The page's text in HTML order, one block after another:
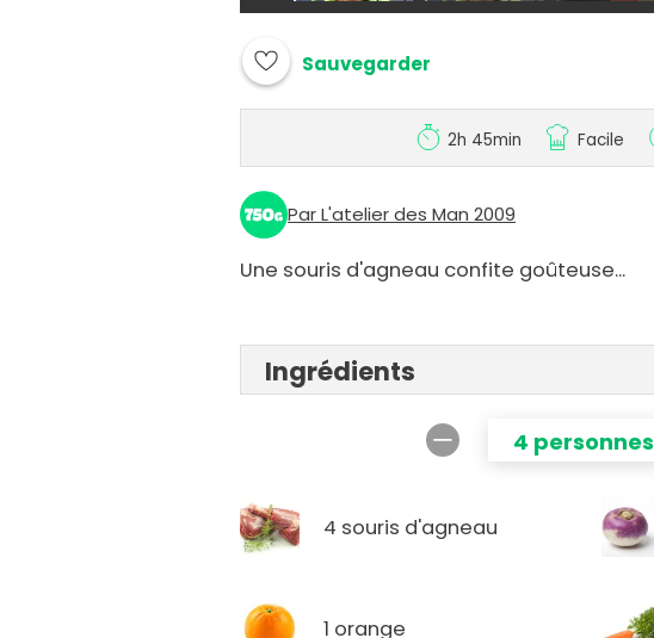
Sauvegarder
2h 45min Facile
Par L'atelier des Man 2009
Une souris d'agneau confite goûteuse...
Ingrédients
4 personnes
4 souris d'agneau
1 orange